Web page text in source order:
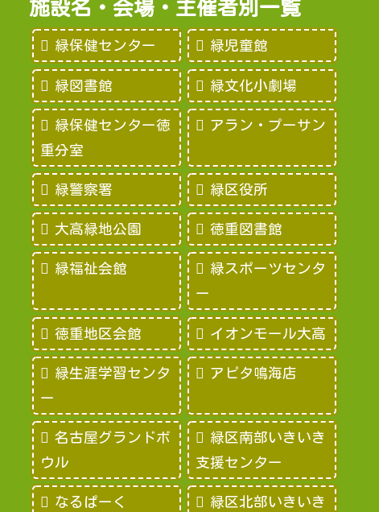
施設名・会場・主催者別一覧
緑保健センター 緑児童館
緑図書館 緑文化小劇場
緑保健センター徳
重分室
アラン・プーサン
緑警察署 緑区役所
大高緑地公園 徳重図書館
緑福祉会館
緑スポーツセンタ
ー
徳重地区会館 イオンモール大高
緑生涯学習センタ
ー
アピタ鳴海店
名古屋グランドボ
ウル
緑区南部いきいき
支援センター
なるぱーく 緑区北部いきいき